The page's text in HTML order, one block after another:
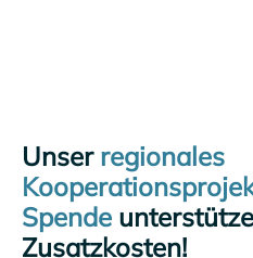
Unser regionales
Spende
Zusatzkosten!